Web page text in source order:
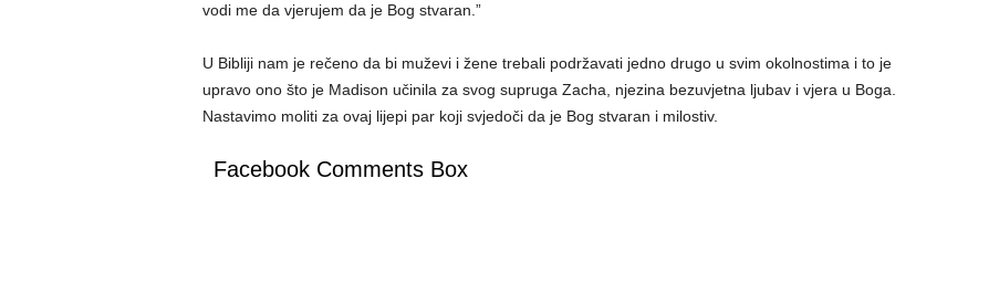
vodi me da vjerujem da je Bog stvaran.”
U Bibliji nam je rečeno da bi muževi i žene trebali podržavati jedno drugo u svim okolnostima i to je
upravo ono što je Madison učinila za svog supruga Zacha, njezina bezuvjetna ljubav i vjera u Boga.
Nastavimo moliti za ovaj lijepi par koji svjedoči da je Bog stvaran i milostiv.
Facebook Comments Box